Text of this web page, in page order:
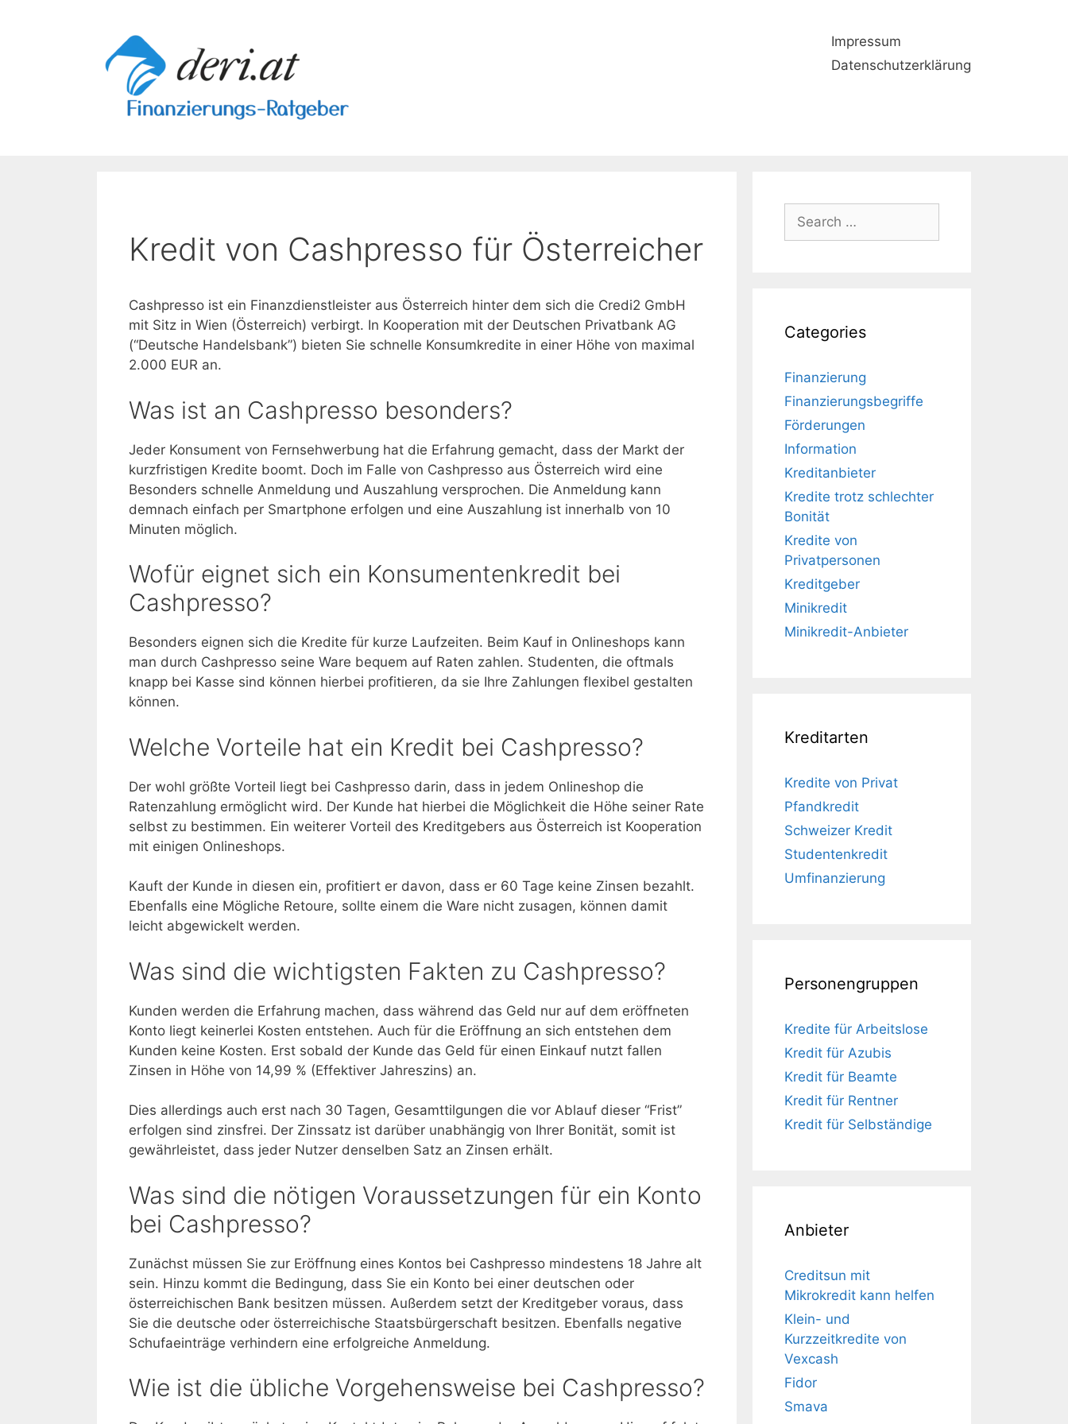
Impressum
Datenschutzerklärung
Kredit von Cashpresso für Österreicher
Cashpresso ist ein Finanzdienstleister aus Österreich hinter dem sich die Credi2 GmbH
mit Sitz in Wien (Österreich) verbirgt. In Kooperation mit der Deutschen Privatbank AG
(“Deutsche Handelsbank”) bieten Sie schnelle Konsumkredite in einer Höhe von maximal
2.000 EUR an.
Was ist an Cashpresso besonders?
Jeder Konsument von Fernsehwerbung hat die Erfahrung gemacht, dass der Markt der
kurzfristigen Kredite boomt. Doch im Falle von Cashpresso aus Österreich wird eine
Besonders schnelle Anmeldung und Auszahlung versprochen. Die Anmeldung kann
demnach einfach per Smartphone erfolgen und eine Auszahlung ist innerhalb von 10
Minuten möglich.
Wofür eignet sich ein Konsumentenkredit bei
Cashpresso?
Besonders eignen sich die Kredite für kurze Laufzeiten. Beim Kauf in Onlineshops kann
man durch Cashpresso seine Ware bequem auf Raten zahlen. Studenten, die oftmals
knapp bei Kasse sind können hierbei profitieren, da sie Ihre Zahlungen flexibel gestalten
können.
Welche Vorteile hat ein Kredit bei Cashpresso?
Der wohl größte Vorteil liegt bei Cashpresso darin, dass in jedem Onlineshop die
Ratenzahlung ermöglicht wird. Der Kunde hat hierbei die Möglichkeit die Höhe seiner Rate
selbst zu bestimmen. Ein weiterer Vorteil des Kreditgebers aus Österreich ist Kooperation
mit einigen Onlineshops.
Kauft der Kunde in diesen ein, profitiert er davon, dass er 60 Tage keine Zinsen bezahlt.
Ebenfalls eine Mögliche Retoure, sollte einem die Ware nicht zusagen, können damit
leicht abgewickelt werden.
Was sind die wichtigsten Fakten zu Cashpresso?
Kunden werden die Erfahrung machen, dass während das Geld nur auf dem eröffneten
Konto liegt keinerlei Kosten entstehen. Auch für die Eröffnung an sich entstehen dem
Kunden keine Kosten. Erst sobald der Kunde das Geld für einen Einkauf nutzt fallen
Zinsen in Höhe von 14,99 % (Effektiver Jahreszins) an.
Dies allerdings auch erst nach 30 Tagen, Gesamttilgungen die vor Ablauf dieser “Frist”
erfolgen sind zinsfrei. Der Zinssatz ist darüber unabhängig von Ihrer Bonität, somit ist
gewährleistet, dass jeder Nutzer denselben Satz an Zinsen erhält.
Was sind die nötigen Voraussetzungen für ein Konto
bei Cashpresso?
Zunächst müssen Sie zur Eröffnung eines Kontos bei Cashpresso mindestens 18 Jahre alt
sein. Hinzu kommt die Bedingung, dass Sie ein Konto bei einer deutschen oder
österreichischen Bank besitzen müssen. Außerdem setzt der Kreditgeber voraus, dass
Sie die deutsche oder österreichische Staatsbürgerschaft besitzen. Ebenfalls negative
Schufaeinträge verhindern eine erfolgreiche Anmeldung.
Wie ist die übliche Vorgehensweise bei Cashpresso?
Search
for:
Categories
Finanzierung
Finanzierungsbegriffe
Förderungen
Information
Kreditanbieter
Kredite trotz schlechter
Bonität
Kredite von
Privatpersonen
Kreditgeber
Minikredit
Minikredit-Anbieter
Kreditarten
Kredite von Privat
Pfandkredit
Schweizer Kredit
Studentenkredit
Umfinanzierung
Personengruppen
Kredite für Arbeitslose
Kredit für Azubis
Kredit für Beamte
Kredit für Rentner
Kredit für Selbständige
Anbieter
Creditsun mit
Mikrokredit kann helfen
Klein- und
Kurzzeitkredite von
Vexcash
Fidor
Smava